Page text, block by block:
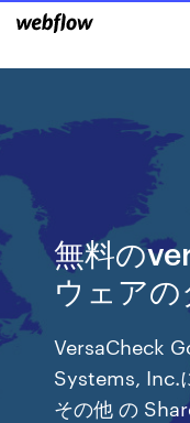
無料の
ウェア
VersaCheck
Systems, Inc.
その他 の